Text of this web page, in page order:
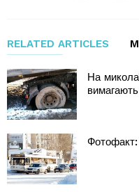
RELATED ARTICLES
На